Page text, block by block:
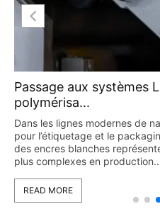
aux systèmes LED UV
lignes modernes de narrow web
et le packaging
blanches représente l’un des
en production...